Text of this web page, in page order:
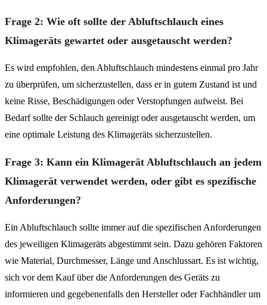
Frage 2: Wie oft sollte der Abluftschlauch eines
Klimageräts gewartet oder ausgetauscht werden?
Es wird empfohlen, den Abluftschlauch mindestens einmal pro Jahr
zu überprüfen, um sicherzustellen, dass er in gutem Zustand ist und
keine Risse, Beschädigungen oder Verstopfungen aufweist. Bei
Bedarf sollte der Schlauch gereinigt oder ausgetauscht werden, um
eine optimale Leistung des Klimageräts sicherzustellen.
Frage 3: Kann ein Klimagerät Abluftschlauch an jedem
Klimagerät verwendet werden, oder gibt es spezifische
Anforderungen?
Ein Abluftschlauch sollte immer auf die spezifischen Anforderungen
des jeweiligen Klimageräts abgestimmt sein. Dazu gehören Faktoren
wie Material, Durchmesser, Länge und Anschlussart. Es ist wichtig,
sich vor dem Kauf über die Anforderungen des Geräts zu
informieren und gegebenenfalls den Hersteller oder Fachhändler um